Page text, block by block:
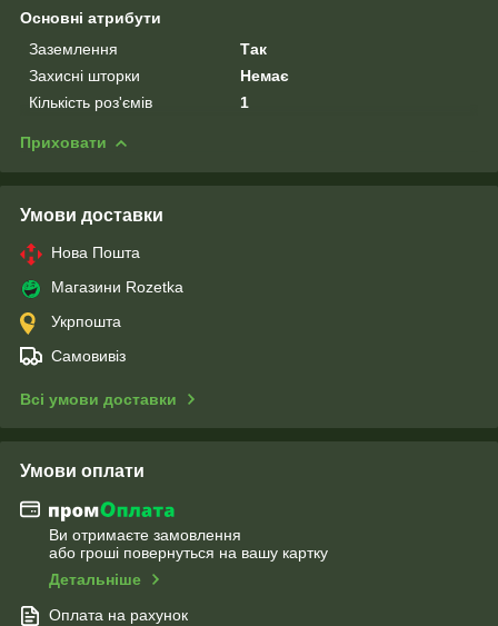
Основні атрибути
Заземлення
Так
Захисні шторки
Немає
Кількість роз'ємів
1
Приховати
Умови доставки
Нова Пошта
Магазини Rozetka
Укрпошта
Самовивіз
Всі умови доставки
Умови оплати
Ви отримаєте замовлення
або гроші повернуться на вашу картку
Детальніше
Оплата на рахунок